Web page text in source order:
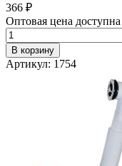
366 ₽
Оптовая цена
В корзину
Артикул: 1754